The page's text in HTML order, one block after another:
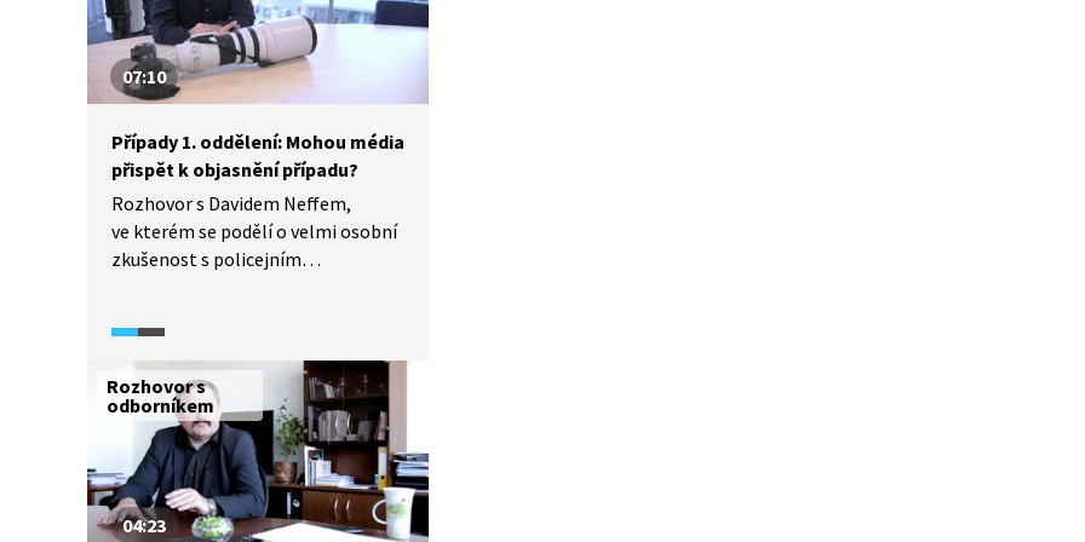
07:10
Případy 1. oddělení: Mohou média
přispět k objasnění případu?
Rozhovor s Davidem Neffem,
ve kterém se podělí o velmi osobní
zkušenost s policejním
Rozhovor s
odborníkem
04:23